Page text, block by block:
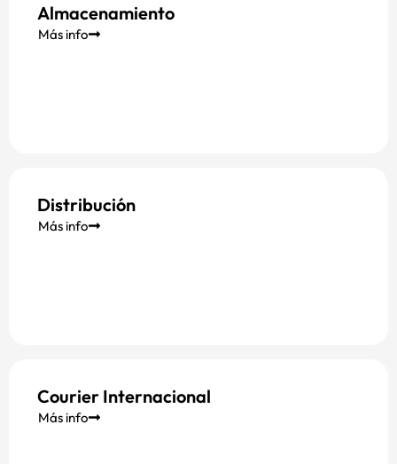
Almacenamiento
Más info
Distribución
Más info
Courier Internacional
Más info